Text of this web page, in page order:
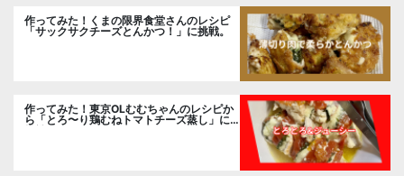
作ってみた！くまの限界食堂さんのレシピ
「サックサクチーズとんかつ！」に挑戦。
作ってみた！東京OLむむちゃんのレシピか
ら「とろ〜り鶏むねトマトチーズ蒸し」に